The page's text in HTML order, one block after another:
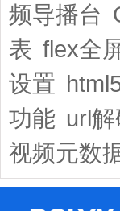
频导播台
表 flex全
设置
功能 url
视频元数